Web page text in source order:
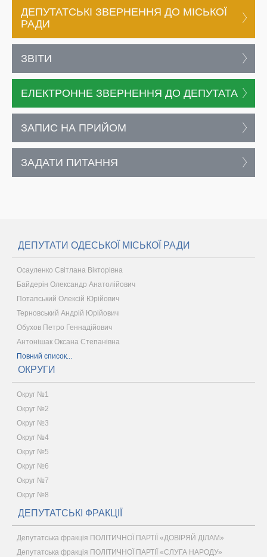
ДЕПУТАТСЬКІ ЗВЕРНЕННЯ ДО МІСЬКОЇ
РАДИ
ЗВІТИ
ЕЛЕКТРОННЕ ЗВЕРНЕННЯ ДО ДЕПУТАТА
ЗАПИС НА ПРИЙОМ
ЗАДАТИ ПИТАННЯ
ДЕПУТАТИ ОДЕСЬКОЇ МІСЬКОЇ РАДИ
Осауленко Світлана Вікторівна
Байдерін Олександр Анатолійович
Потапський Олексій Юрійович
Терновський Андрій Юрійович
Обухов Петро Геннадійович
Антонішак Оксана Степанівна
Повний список...
ОКРУГИ
Округ №1
Округ №2
Округ №3
Округ №4
Округ №5
Округ №6
Округ №7
Округ №8
ДЕПУТАТСЬКІ ФРАКЦІЇ
Депутатська фракція ПОЛІТИЧНОЇ ПАРТІЇ «ДОВІРЯЙ ДІЛАМ»
Депутатська фракція ПОЛІТИЧНОЇ ПАРТІЇ «СЛУГА НАРОДУ»